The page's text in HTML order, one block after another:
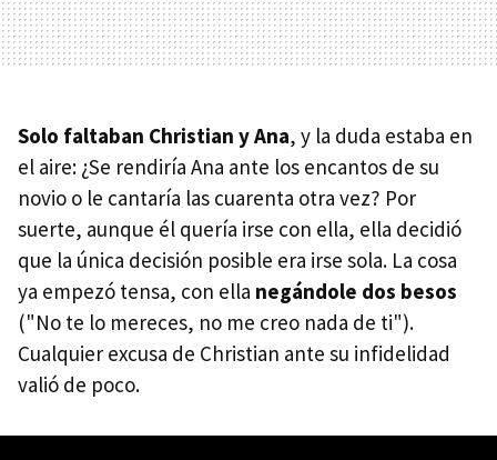
Solo faltaban Christian y Ana, y la duda estaba en
el aire: ¿Se rendiría Ana ante los encantos de su
novio o le cantaría las cuarenta otra vez? Por
suerte, aunque él quería irse con ella, ella decidió
que la única decisión posible era irse sola. La cosa
ya empezó tensa, con ella negándole dos besos
("No te lo mereces, no me creo nada de ti").
Cualquier excusa de Christian ante su infidelidad
valió de poco.